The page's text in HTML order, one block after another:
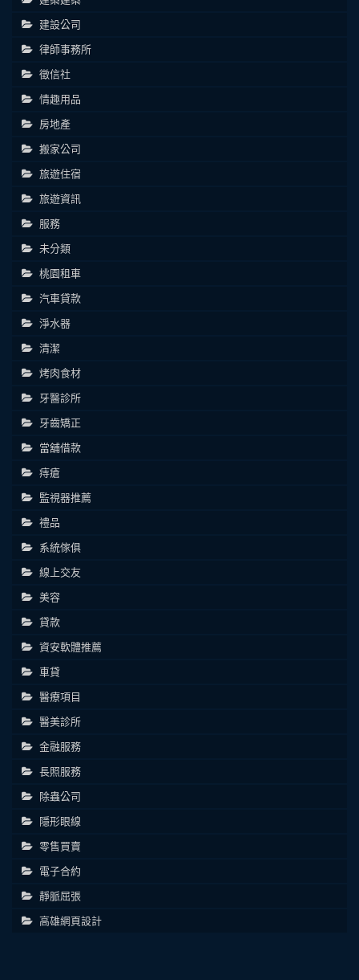
建設公司
律師事務所
徵信社
情趣用品
房地產
搬家公司
旅遊住宿
旅遊資訊
服務
未分類
桃園租車
汽車貸款
淨水器
清潔
烤肉食材
牙醫診所
牙齒矯正
當舖借款
痔瘡
監視器推薦
禮品
系統傢俱
線上交友
美容
貸款
資安軟體推薦
車貸
醫療項目
醫美診所
金融服務
長照服務
除蟲公司
隱形眼線
零售買賣
電子合約
靜脈屈張
高雄網頁設計